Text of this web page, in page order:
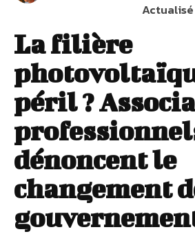
La filière
péril ?
dénoncent le
changement